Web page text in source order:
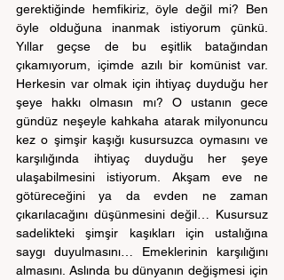
gerektiğinde hemfikiriz, öyle değil mi? Ben
öyle olduğuna inanmak istiyorum çünkü.
Yıllar geçse de bu eşitlik batağından
çıkamıyorum, içimde azılı bir komünist var.
Herkesin var olmak için ihtiyaç duyduğu her
şeye hakkı olmasın mı? O ustanın gece
gündüz neşeyle kahkaha atarak milyonuncu
kez o şimşir kaşığı kusursuzca oymasını ve
karşılığında ihtiyaç duyduğu her şeye
ulaşabilmesini istiyorum. Akşam eve ne
götüreceğini ya da evden ne zaman
çıkarılacağını düşünmesini değil… Kusursuz
sadelikteki şimşir kaşıkları için ustalığına
saygı duyulmasını… Emeklerinin karşılığını
almasını. Aslında bu dünyanın değişmesi için